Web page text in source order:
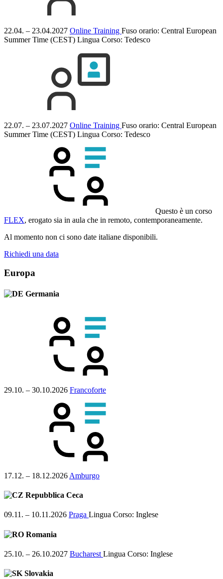
22.04. – 23.04.2027 Online Training Fuso orario: Central European
Summer Time (CEST) Lingua Corso: Tedesco
22.07. – 23.07.2027 Online Training Fuso orario: Central European
Summer Time (CEST) Lingua Corso: Tedesco
Questo è un corso
FLEX, erogato sia in aula che in remoto, contemporaneamente.
Al momento non ci sono date italiane disponibili.
Richiedi una data
Europa
Germania
29.10. – 30.10.2026 Francoforte
17.12. – 18.12.2026 Amburgo
Repubblica Ceca
09.11. – 10.11.2026 Praga Lingua Corso: Inglese
Romania
25.10. – 26.10.2027 Bucharest Lingua Corso: Inglese
Slovakia